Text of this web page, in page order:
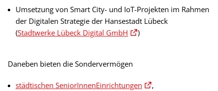
Umsetzung von Smart City- und IoT-Projekten im Rahmen
der Digitalen Strategie der Hansestadt Lübeck
(Stadtwerke Lübeck Digital GmbH )
Daneben bieten die Sondervermögen
städtischen SeniorInnenEinrichtungen
,